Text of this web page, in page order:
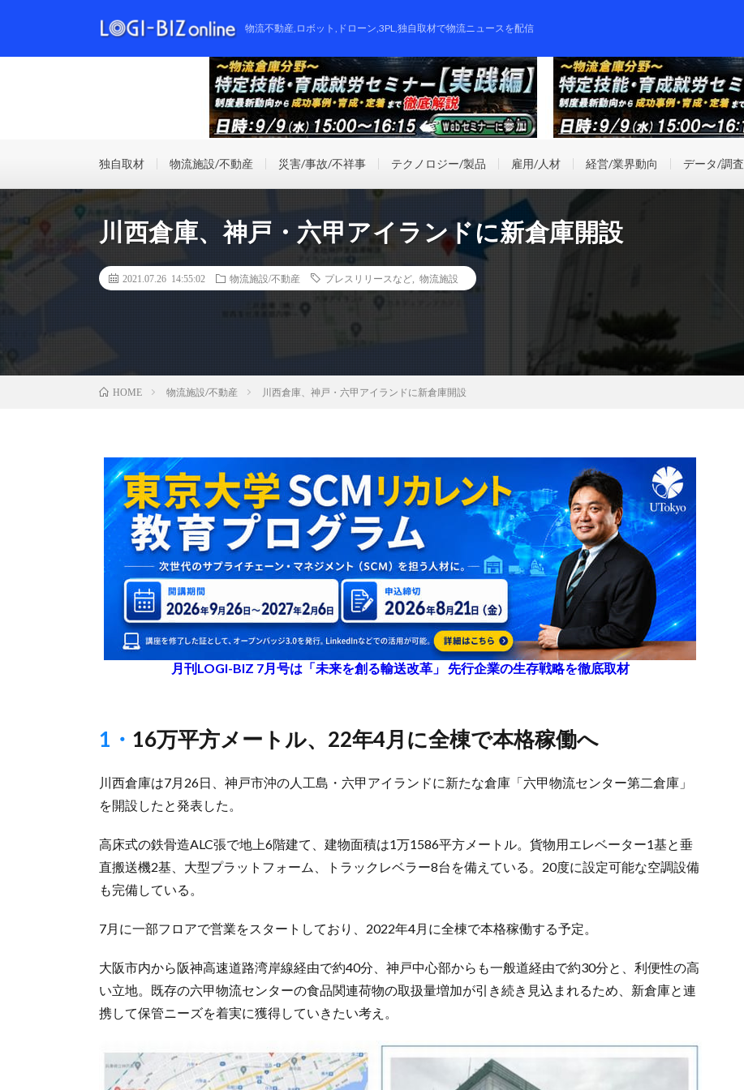
物流不動産,ロボット,ドローン,3PL,独自取材で物流ニュースを配信
独自取材 物流施設/不動産 災害/事故/不祥事 テクノロジー/製品 雇用/人材 経営/業界動向 データ/調査
川西倉庫、神戸・六甲アイランドに新倉庫開設
2021.07.26 14:55:02 物流施設/不動産 プレスリリースなど 物流施設
HOME 物流施設/不動産 川西倉庫、神戸・六甲アイランドに新倉庫開設
月刊LOGI-BIZ 7月号は「未来を創る輸送改革」 先行企業の生存戦略を徹底取材
1・16万平方メートル、22年4月に全棟で本格稼働へ
川西倉庫は7月26日、神戸市沖の人工島・六甲アイランドに新たな倉庫「六甲物流センター第二倉庫」
を開設したと発表した。
高床式の鉄骨造ALC張で地上6階建て、建物面積は1万1586平方メートル。貨物用エレベーター1基と垂
直搬送機2基、大型プラットフォーム、トラックレベラー8台を備えている。20度に設定可能な空調設備
も完備している。
7月に一部フロアで営業をスタートしており、2022年4月に全棟で本格稼働する予定。
大阪市内から阪神高速道路湾岸線経由で約40分、神戸中心部からも一般道経由で約30分と、利便性の高
い立地。既存の六甲物流センターの食品関連荷物の取扱量増加が引き続き見込まれるため、新倉庫と連
携して保管ニーズを着実に獲得していきたい考え。